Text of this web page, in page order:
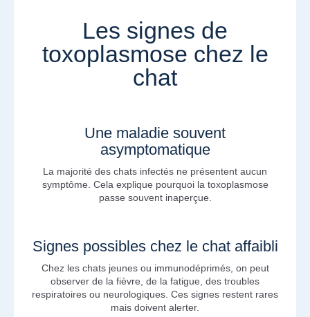
Les signes de
toxoplasmose chez le
chat
Une maladie souvent
asymptomatique
La majorité des chats infectés ne présentent aucun
symptôme. Cela explique pourquoi la toxoplasmose
passe souvent inaperçue.
Signes possibles chez le chat affaibli
Chez les chats jeunes ou immunodéprimés, on peut
observer de la fièvre, de la fatigue, des troubles
respiratoires ou neurologiques. Ces signes restent rares
mais doivent alerter.